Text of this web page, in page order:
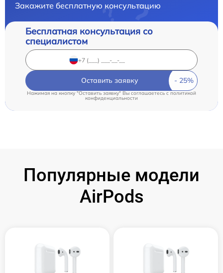
Закажите бесплатную консультацию
Бесплатная консультация со
специалистом
Оставить заявку
Нажимая на кнопку "Оставить заявку" Вы соглашаетесь cполитикой
конфиденциальности
Популярные модели
AirPods